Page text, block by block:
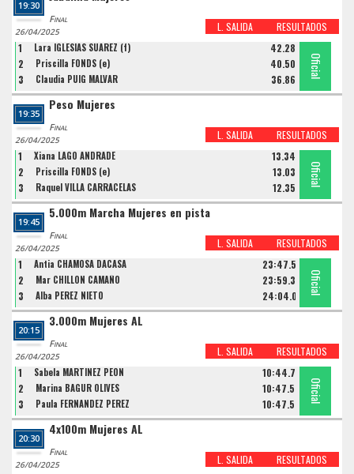
19:30
Final
L. SALIDA RESULTADOS
26/04/2025
1 Lara IGLESIAS SUAREZ (f) 42.28
Oficial
2 Priscilla FONDS (e) 40.50 Oficial
3 Claudia PUIG MALVAR 36.86
Oficial
19:35
Peso Mujeres
Final
L. SALIDA RESULTADOS
26/04/2025
1 Xiana LAGO ANDRADE 13.34
Oficial
2 Priscilla FONDS (e) 13.03 Oficial
3 Raquel VILLA CARRACELAS 12.35
Oficial
19:45
5.000m Marcha Mujeres en pista
Final
L. SALIDA RESULTADOS
26/04/2025
1 Antia CHAMOSA DACASA 23:47.55
Oficial
2 Mar CHILLON CAMAÑO 23:59.35 Oficial
3 Alba PEREZ NIETO 24:04.07
Oficial
20:15
3.000m Mujeres AL
Final
L. SALIDA RESULTADOS
26/04/2025
1 Sabela MARTINEZ PEON 10:44.78
Oficial
2 Marina BAGUR OLIVES 10:47.56 Oficial
3 Paula FERNANDEZ PEREZ 10:47.57
Oficial
20:30
4x100m Mujeres AL
Final
L. SALIDA RESULTADOS
26/04/2025